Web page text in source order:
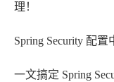
理！
Spring Security 配置
一文搞定 Spring